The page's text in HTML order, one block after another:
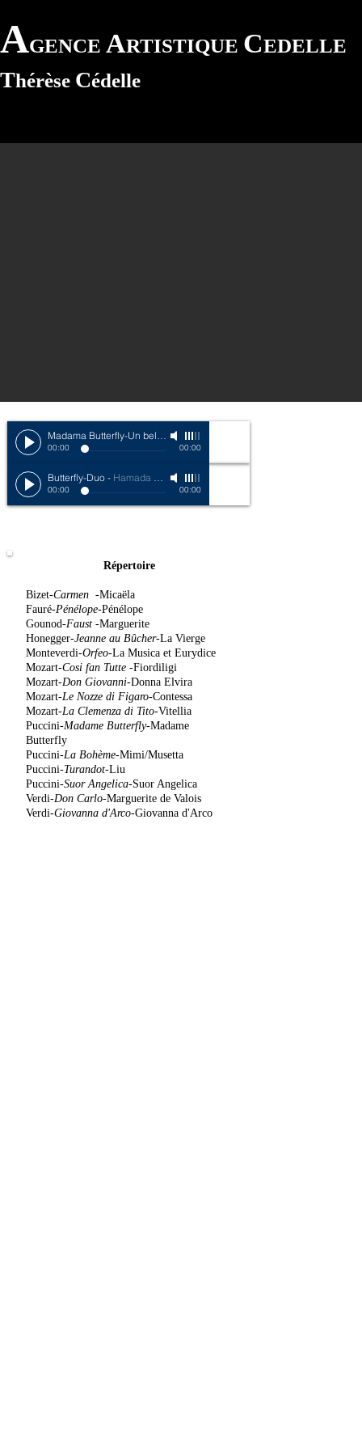
AGENCE ARTISTIQUE CEDELLE
Thérèse Cédelle
Madama Butterfly-Un bel di vedremo
00:00 00:00
Butterfly-Duo - Hamada Bettinger Opera de Reims
00:00 00:00
Répertoire
Bizet-Carmen -Micaëla
Fauré-Pénélope-Pénélope
Gounod-Faust -Marguerite
Honegger-Jeanne au Bûcher-La Vierge
Monteverdi-Orfeo-La Musica et Eurydice
Mozart-Cosi fan Tutte -Fiordiligi
Mozart-Don Giovanni-Donna Elvira
Mozart-Le Nozze di Figaro-Contessa
Mozart-La Clemenza di Tito-Vitellia
Puccini-Madame Butterfly-Madame
Butterfly
Puccini-La Bohème-Mimi/Musetta
Puccini-Turandot-Liu
Puccini-Suor Angelica-Suor Angelica
Verdi-Don Carlo-Marguerite de Valois
Verdi-Giovanna d'Arco-Giovanna d'Arco